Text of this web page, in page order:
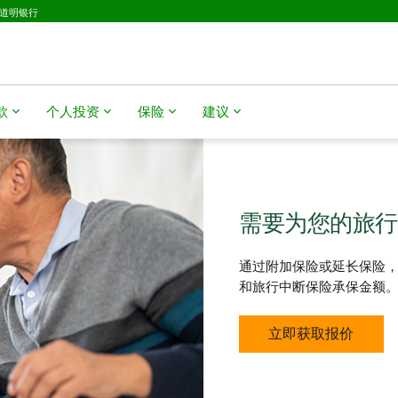
明银行
个人投资 保险 建议
需要为您的旅
通过附加保险或延长保险
和旅行中断保险承保金额。
立即获取报价